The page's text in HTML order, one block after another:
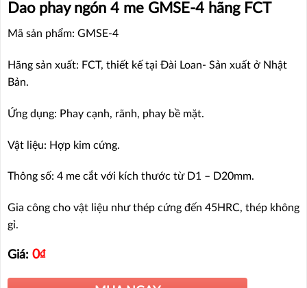
Dao phay ngón 4 me GMSE-4 hãng FCT
Mã sản phẩm: GMSE-4
Hãng sản xuất: FCT, thiết kế tại Đài Loan- Sản xuất ở Nhật
Bản.
Ứng dụng: Phay cạnh, rãnh, phay bề mặt.
Vật liệu: Hợp kim cứng.
Thông số: 4 me cắt với kích thước từ D1 – D20mm.
Gia công cho vật liệu như thép cứng đến 45HRC, thép không
gỉ.
Giá: 0₫